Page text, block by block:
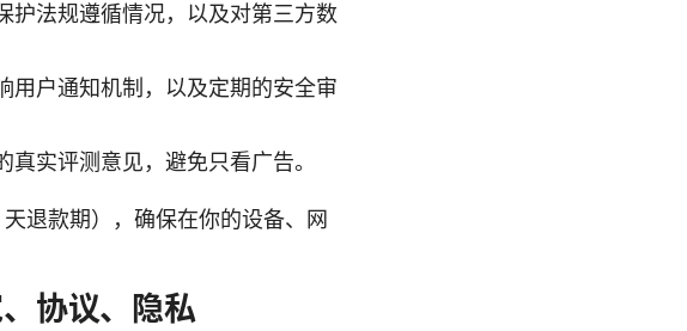
护法规遵循情况，以及对第三方数
用户通知机制，以及定期的安全审
实评测意见，避免只看广告。
退款期），确保在你的设备、网
协议、隐私